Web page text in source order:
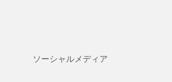
ソーシャルメディア